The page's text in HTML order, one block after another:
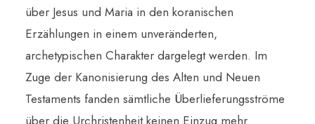
über Jesus und Maria in den koranischen
Erzählungen in einem unveränderten,
archetypischen Charakter dargelegt werden. Im
Zuge der Kanonisierung des Alten und Neuen
Testaments fanden sämtliche Überlieferungsströme
über die Urchristenheit keinen Einzug mehr